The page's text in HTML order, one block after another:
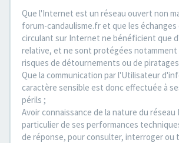
Que l'Internet est un réseau ouvert non
forum-candaulisme.fr et que les échanges
circulant sur Internet ne bénéficient que
relative, et ne sont protégées notamment
risques de détournements ou de
Que la communication par l'Utilisateur
caractère sensible est donc effectuée à
périls ;
Avoir connaissance de la nature du
particulier de ses performances
de réponse, pour consulter, interroger ou